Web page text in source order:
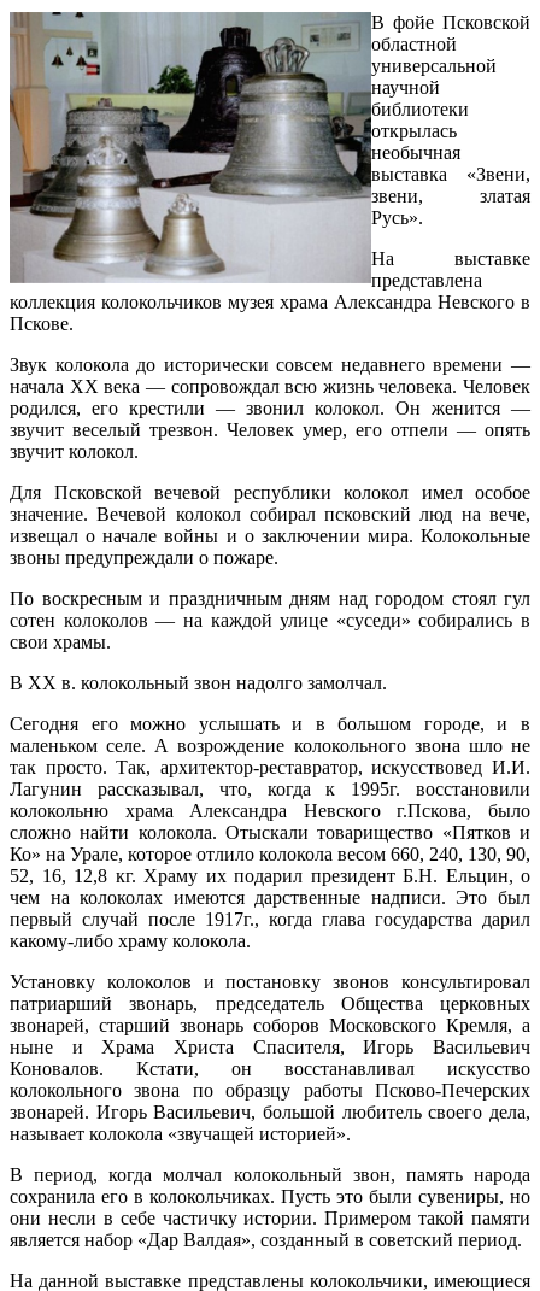
В фойе Псковской
областной
универсальной
научной
библиотеки
открылась
необычная
выставка «Звени,
звени, златая
Русь».
На выставке
представлена
коллекция колокольчиков музея храма Александра Невского в
Пскове.
Звук колокола до исторически совсем недавнего времени —
начала XX века — сопровождал всю жизнь человека. Человек
родился, его крестили — звонил колокол. Он женится —
звучит веселый трезвон. Человек умер, его отпели — опять
звучит колокол.
Для Псковской вечевой республики колокол имел особое
значение. Вечевой колокол собирал псковский люд на вече,
извещал о начале войны и о заключении мира. Колокольные
звоны предупреждали о пожаре.
По воскресным и праздничным дням над городом стоял гул
сотен колоколов — на каждой улице «суседи» собирались в
свои храмы.
В XX в. колокольный звон надолго замолчал.
Сегодня его можно услышать и в большом городе, и в
маленьком селе. А возрождение колокольного звона шло не
так просто. Так, архитектор-реставратор, искусствовед И.И.
Лагунин рассказывал, что, когда к 1995г. восстановили
колокольню храма Александра Невского г.Пскова, было
сложно найти колокола. Отыскали товарищество «Пятков и
Ко» на Урале, которое отлило колокола весом 660, 240, 130, 90,
52, 16, 12,8 кг. Храму их подарил президент Б.Н. Ельцин, о
чем на колоколах имеются дарственные надписи. Это был
первый случай после 1917г., когда глава государства дарил
какому-либо храму колокола.
Установку колоколов и постановку звонов консультировал
патриарший звонарь, председатель Общества церковных
звонарей, старший звонарь соборов Московского Кремля, а
ныне и Храма Христа Спасителя, Игорь Васильевич
Коновалов. Кстати, он восстанавливал искусство
колокольного звона по образцу работы Псково-Печерских
звонарей. Игорь Васильевич, большой любитель своего дела,
называет колокола «звучащей историей».
В период, когда молчал колокольный звон, память народа
сохранила его в колокольчиках. Пусть это были сувениры, но
они несли в себе частичку истории. Примером такой памяти
является набор «Дар Валдая», созданный в советский период.
На данной выставке представлены колокольчики, имеющиеся